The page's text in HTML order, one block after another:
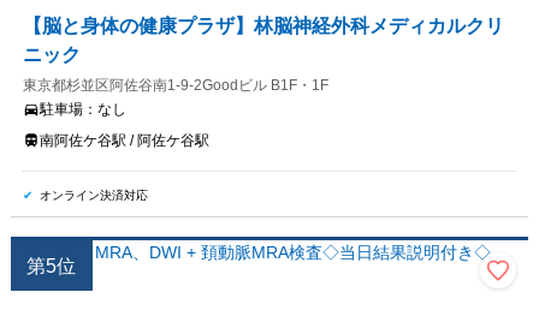
【脳と身体の健康プラザ】林脳神経外科メディカルクリ
ニック
東京都杉並区阿佐谷南1-9-2Goodビル B1F・1F
駐車場： なし
南阿佐ケ谷駅 / 阿佐ケ谷駅
オンライン決済対応
第5位